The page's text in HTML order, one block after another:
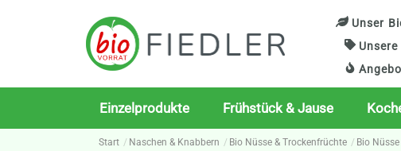
Unser
Einzelprodukte Frühstück & Jause
Start Naschen & Knabbern Bio Nüsse & Trockenfrüchte Bio Nüsse